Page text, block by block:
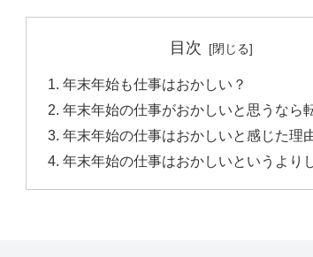
目次
年末年始も仕事はおかしい？
年末年始の仕事がおかしいと思うなら
年末年始の仕事はおかしいと感じた理
年末年始の仕事はおかしいというより